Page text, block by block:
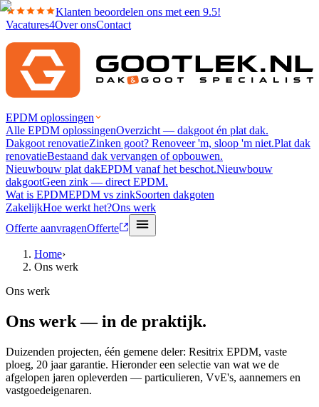
Klanten beoordelen ons met een 9.5!
Vacatures4Over onsContact
EPDM oplossingen
Alle EPDM oplossingenOverzicht — dakgoot én plat dak.
Dakgoot renovatieZinken goot? Renoveer 'm, sloop 'm niet.Plat dak
renovatieBestaand dak vervangen of opbouwen.
Nieuwbouw plat dakEPDM vanaf het beschot.Nieuwbouw
dakgootGeen zink — direct EPDM.
Wat is EPDMEPDM vs zinkSoorten dakgoten
ZakelijkHoe werkt het?Ons werk
Offerte aanvragenOfferte
Home›
Ons werk
Ons werk
Ons werk — in de praktijk.
Duizenden projecten, één gemene deler: Resitrix EPDM, vaste
ploeg, 20 jaar garantie. Hieronder een selectie van wat we de
afgelopen jaren opleverden — particulieren, VvE's, aannemers en
vastgoedeigenaren.